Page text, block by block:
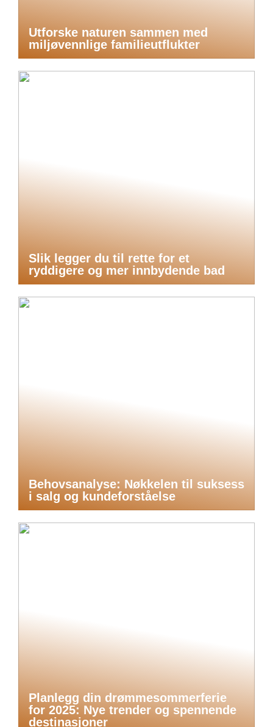
Utforske naturen sammen med
miljøvennlige familieutflukter
Slik legger du til rette for et
ryddigere og mer innbydende bad
Behovsanalyse: Nøkkelen til suksess
i salg og kundeforståelse
Planlegg din drømmesommerferie
for 2025: Nye trender og spennende
destinasjoner